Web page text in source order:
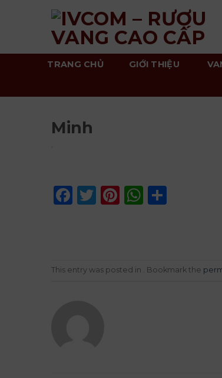
TRANG CHỦ GIỚI THIỆU
Minh
Facebook
Twitter
Pinterest
This entry was posted in . Bookmark the